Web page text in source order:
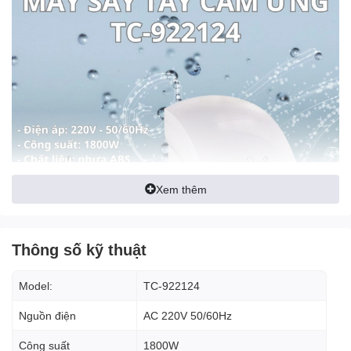
Ưu điểm nổi bật của máy sấy
tay cảm ứng hồng ngoại TC-
Xem thêm
Thông số kỹ thuật
Model: TC-922124
Nguồn điện AC 220V 50/60Hz
Công suất 1800W